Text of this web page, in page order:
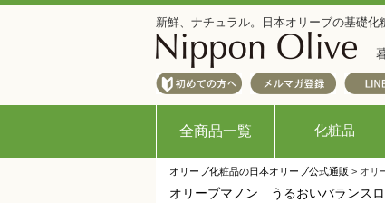
新鮮、ナチュラル。日本オリーブの基礎
全商品一覧 化粧品
オリーブ化粧品の日本オリーブ公式通販 > オリ
オリーブマノン うるおいバランス